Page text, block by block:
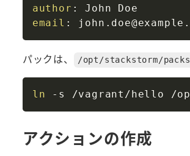
author :
email :
パックは、 /opt/stackstorm/packs
ln
アクションの作成